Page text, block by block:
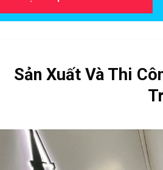
Sản Xuất Và Thi